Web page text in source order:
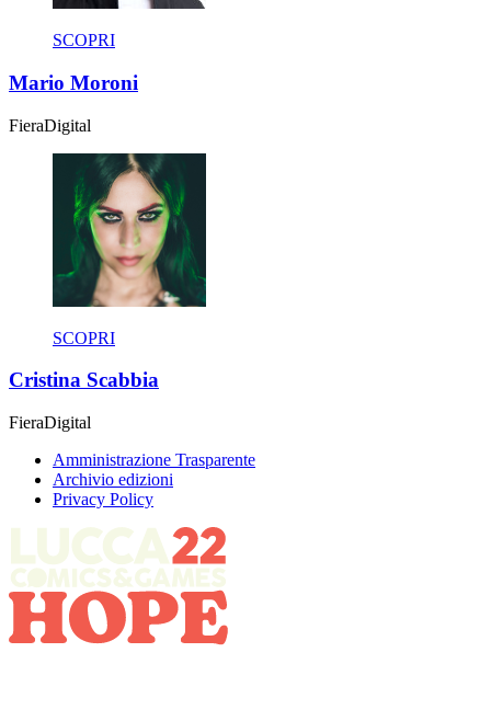
SCOPRI
Mario Moroni
FieraDigital
SCOPRI
Cristina Scabbia
FieraDigital
Amministrazione Trasparente
Archivio edizioni
Privacy Policy